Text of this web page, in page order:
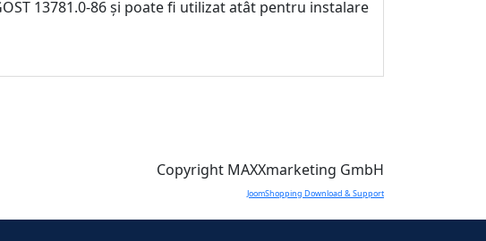
13781.0-86 și poate fi utilizat atât pentru instalare
Copyright MAXXmarketing GmbH
JoomShopping Download & Support